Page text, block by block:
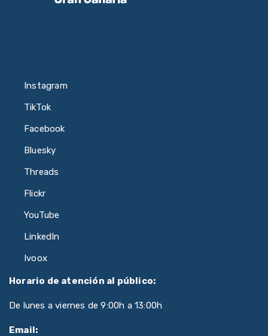
Instagram
TikTok
Facebook
Bluesky
Threads
Flickr
YouTube
LinkedIn
Ivoox
Horario de atención al público:
De lunes a viernes de 9:00h a 13:00h
Email: